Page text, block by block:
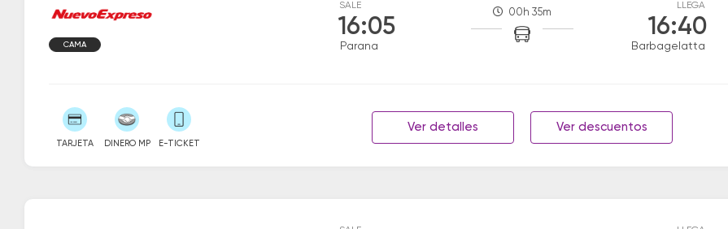
SALE
16:05
Parana
00h 35m
LLEGA
16:40
Barbagelatta
CAMA
TARJETA DINERO MP E-TICKET
Ver detalles Ver descuentos